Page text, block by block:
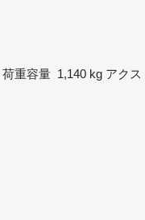
荷重容量 1,140 kg アクス